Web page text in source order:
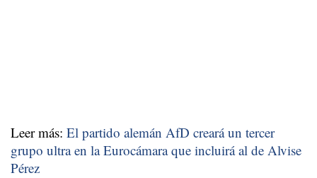
Leer más: El partido alemán AfD creará un tercer
grupo ultra en la Eurocámara que incluirá al de Alvise
Pérez